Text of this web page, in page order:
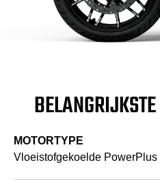
MOTORTYPE
Vloeistofgekoelde